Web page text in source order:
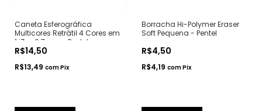
Caneta Esferográfica
Multicores Retrátil 4 Cores em
1 iZee 0.7mm - Pentel
R$14,50
R$13,49 comPix
Borracha Hi-Polymer Eraser
Soft Pequena - Pentel
R$4,50
R$4,19 comPix